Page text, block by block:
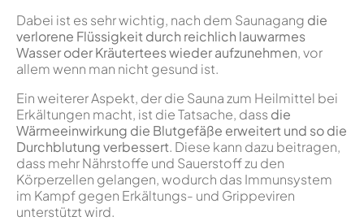
Dabei ist es sehr wichtig, nach dem Saunagang die
verlorene Flüssigkeit durch reichlich lauwarmes
Wasser oder Kräutertees wieder aufzunehmen, vor
allem wenn man nicht gesund ist.
Ein weiterer Aspekt, der die Sauna zum Heilmittel bei
Erkältungen macht, ist die Tatsache, dass die
Wärmeeinwirkung die Blutgefäße erweitert und so die
Durchblutung verbessert. Diese kann dazu beitragen,
dass mehr Nährstoffe und Sauerstoff zu den
Körperzellen gelangen, wodurch das Immunsystem
im Kampf gegen Erkältungs- und Grippeviren
unterstützt wird.